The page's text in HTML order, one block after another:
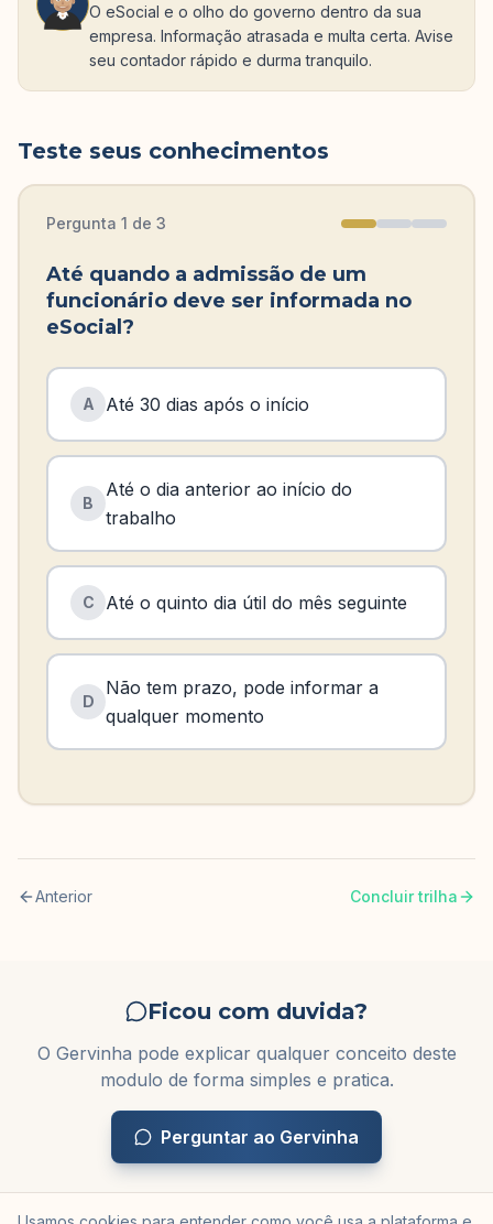
O eSocial e o olho do governo dentro da sua
empresa. Informação atrasada e multa certa. Avise
seu contador rápido e durma tranquilo.
Teste seus conhecimentos
Pergunta 1 de 3
Até quando a admissão de um
funcionário deve ser informada no
eSocial?
A Até 30 dias após o início
B
Até o dia anterior ao início do
trabalho
C Até o quinto dia útil do mês seguinte
D
Não tem prazo, pode informar a
qualquer momento
Anterior Concluir trilha
Ficou com duvida?
O Gervinha pode explicar qualquer conceito deste
modulo de forma simples e pratica.
Perguntar ao Gervinha